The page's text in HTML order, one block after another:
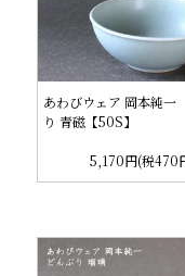
あわびウェア 岡本純
り 青磁【50S】
5,170円(税470